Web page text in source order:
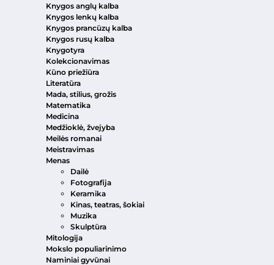
Knygos anglų kalba
Knygos lenkų kalba
Knygos prancūzų kalba
Knygos rusų kalba
Knygotyra
Kolekcionavimas
Kūno priežiūra
Literatūra
Mada, stilius, grožis
Matematika
Medicina
Medžioklė, žvejyba
Meilės romanai
Meistravimas
Menas
Dailė
Fotografija
Keramika
Kinas, teatras, šokiai
Muzika
Skulptūra
Mitologija
Mokslo populiarinimo
Naminiai gyvūnai